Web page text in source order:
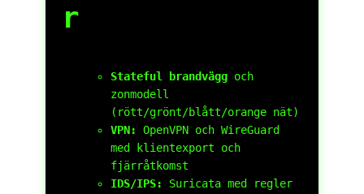
r
Stateful brandvägg och
zonmodell
(rött/grönt/blått/orange nät)
VPN:
OpenVPN och WireGuard
med klientexport och
fjärråtkomst
IDS/IPS:
Suricata med regler